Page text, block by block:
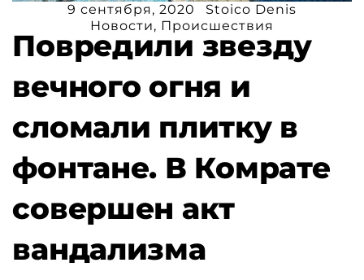
9 сентября, 2020
Stoico Denis
Новости, Происшествия
Повредили звезду
вечного огня и
сломали плитку в
фонтане. В Комрате
совершен акт
вандализма